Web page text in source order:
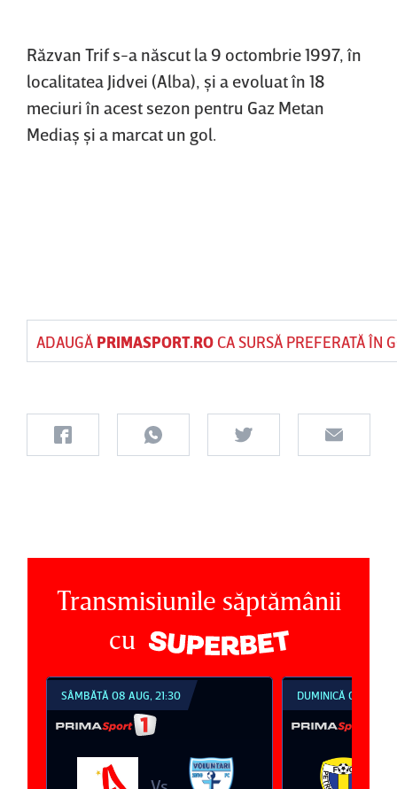
Răzvan Trif s-a născut la 9 octombrie 1997, în
localitatea Jidvei (Alba), şi a evoluat în 18
meciuri în acest sezon pentru Gaz Metan
Mediaş şi a marcat un gol.
ADAUGĂ PRIMASPORT.ROCA SURSĂ PREFERATĂ ÎN
Transmisiunile săptămânii
cu
SÂMBĂTĂ 08 AUG, 21:30 DUMINICĂ 09 AUG,